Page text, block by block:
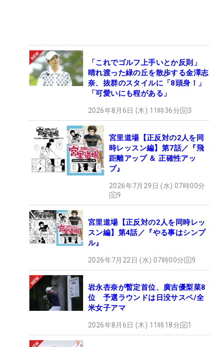
「これでゴルフ上手いとか反則」
晴れ渡った緑の丘を散歩する金澤志
奈、抜群のスタイルに「8頭身！」
「可愛いにも程がある」
2026年8月6日 (木) 11時36分 3
宮里道場【正反対の2人を同
時レッスン編】第7話／『飛
距離アップ ＆ 正確性アッ
プ』
2026年7月29日 (水) 07時00分
9
宮里道場【正反対の2人を同時レッ
スン編】第4話／『やる事はシンプ
ル』
2026年7月22日 (水) 07時00分 9
岩永杏奈が暫定首位、廣吉優梨菜8
位 予選ラウンドは日没サスペ/全
米女子アマ
2026年8月6日 (木) 11時18分 1